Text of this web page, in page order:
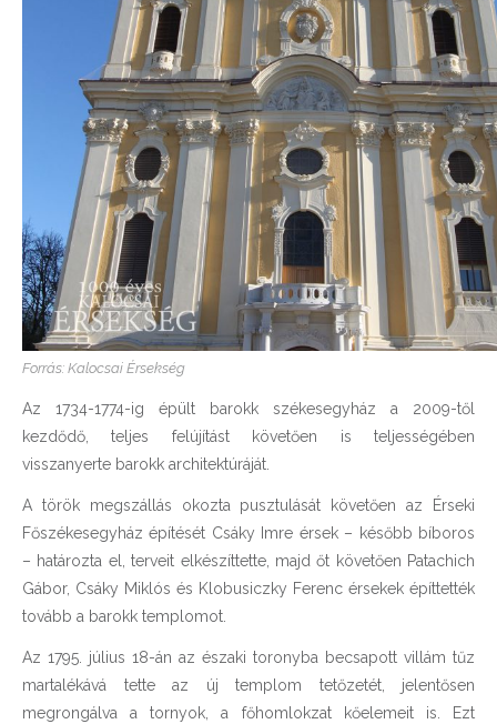
Forrás: Kalocsai Érsekség
Az 1734-1774-ig épült barokk székesegyház a 2009-től
kezdődő, teljes felújítást követően is teljességében
visszanyerte barokk architektúráját.
A török megszállás okozta pusztulását követően az Érseki
Főszékesegyház építését Csáky Imre érsek – később bíboros
– határozta el, terveit elkészíttette, majd őt követően Patachich
Gábor, Csáky Miklós és Klobusiczky Ferenc érsekek építtették
tovább a barokk templomot.
Az 1795. július 18-án az északi toronyba becsapott villám tűz
martalékává tette az új templom tetőzetét, jelentősen
megrongálva a tornyok, a főhomlokzat kőelemeit is. Ezt